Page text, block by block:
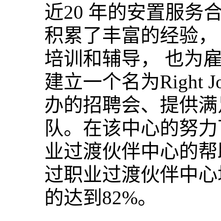
近20 年的安置服务
积累了丰富的经验
培训和辅导， 也为
建立一个名为Right
办的招聘会、提供
队。在该中心的努
业过渡伙伴中心的
过职业过渡伙伴中
的达到82%。